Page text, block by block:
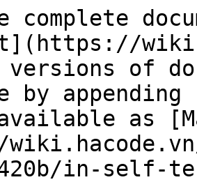
complete
versions of
by
as
in-self-